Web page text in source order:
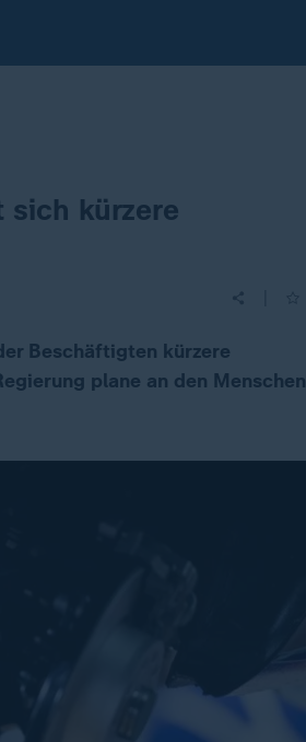
kürzere
Beschäftigten kürzere
plane an den Menschen